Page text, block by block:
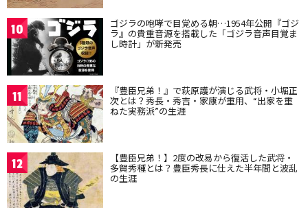
10 ゴジラの咆哮で目覚める朝…1954年公開『ゴジ
ラ』の貴重音源を搭載した「ゴジラ音声目覚ま
し時計」が新発売
11 『豊臣兄弟！』で萩原護が演じる武将・小堀正
次とは？秀長・秀吉・家康が重用、“出家を重
ねた実務派”の生涯
12 【豊臣兄弟！】2度の改易から復活した武将・
多賀秀種とは？豊臣秀長に仕えた半年間と波乱
の生涯